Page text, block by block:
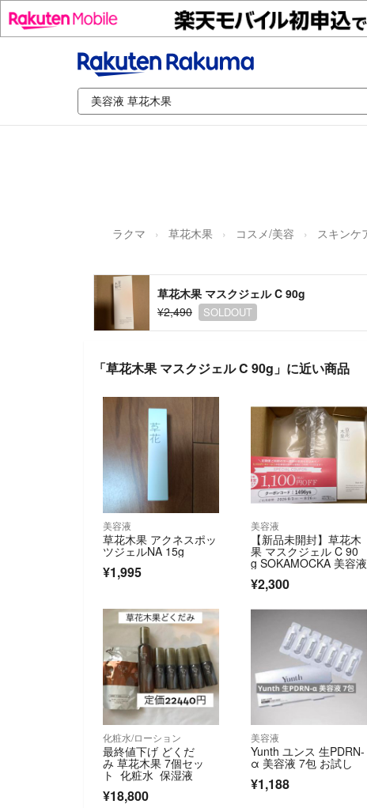
ラクマ 草花木果 コスメ/美容 スキンケ
草花木果 マスクジェル C 90g
¥2,490
SOLDOUT
「草花木果 マスクジェル C 90g」に近い商品
美容液
草花木果 アクネスポッ
ツジェルNA 15g
¥1,995
美容液
【新品未開封】草花木
果 マスクジェル C 90
g SOKAMOCKA 美容液
¥2,300
化粧水/ローション
最終値下げ どくだ
み 草花木果 7個セッ
ト 化粧水 保湿液
¥18,800
美容液
Yunth ユンス 生PDRN-
α 美容液 7包 お試し
¥1,188